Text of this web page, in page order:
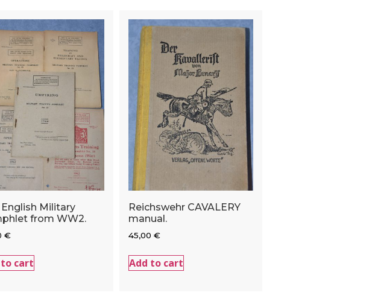
English Military
from WW2.
€
cart
Reichswehr CAVALERY
manual.
45,00 €
Add to cart